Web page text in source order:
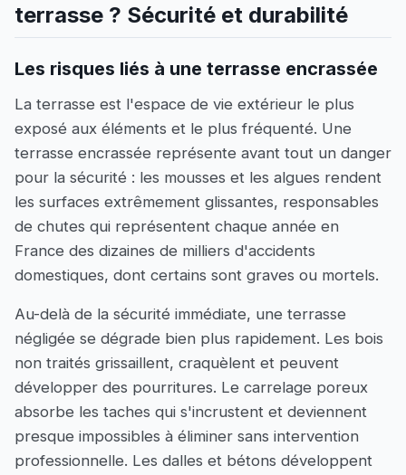
terrasse ? Sécurité et durabilité
Les risques liés à une terrasse encrassée
La terrasse est l'espace de vie extérieur le plus
exposé aux éléments et le plus fréquenté. Une
terrasse encrassée représente avant tout un danger
pour la sécurité : les mousses et les algues rendent
les surfaces extrêmement glissantes, responsables
de chutes qui représentent chaque année en
France des dizaines de milliers d'accidents
domestiques, dont certains sont graves ou mortels.
Au-delà de la sécurité immédiate, une terrasse
négligée se dégrade bien plus rapidement. Les bois
non traités grissaillent, craquèlent et peuvent
développer des pourritures. Le carrelage poreux
absorbe les taches qui s'incrustent et deviennent
presque impossibles à éliminer sans intervention
professionnelle. Les dalles et bétons développent